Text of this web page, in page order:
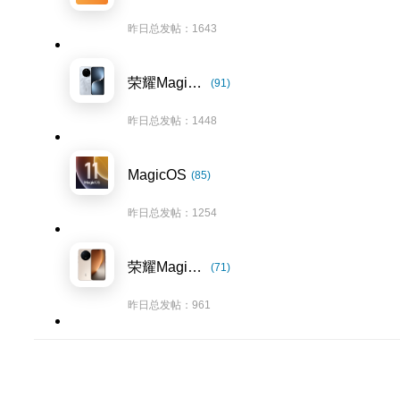
昨日总发帖：1643
荣耀Magic7系列 (91)
昨日总发帖：1448
MagicOS (85)
昨日总发帖：1254
荣耀Magic8系列 (71)
昨日总发帖：961